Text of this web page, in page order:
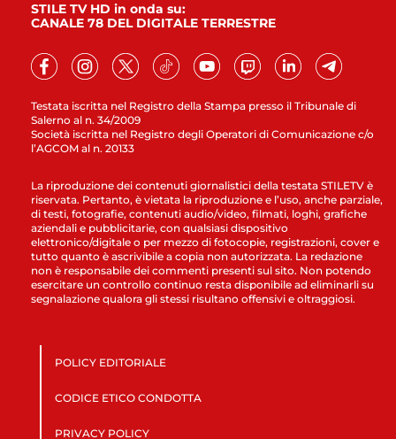
Testata iscritta nel Registro della Stampa presso il Tribunale di
Salerno al n. 34/2009
Società iscritta nel Registro degli Operatori di Comunicazione c/o
l’AGCOM al n. 20133
STILE TV HD in onda su:
CANALE 78 DEL DIGITALE TERRESTRE
La riproduzione dei contenuti giornalistici della testata STILETV è
riservata. Pertanto, è vietata la riproduzione e l’uso, anche parziale,
di testi, fotografie, contenuti audio/video, filmati, loghi, grafiche
aziendali e pubblicitarie, con qualsiasi dispositivo
elettronico/digitale o per mezzo di fotocopie, registrazioni, cover e
tutto quanto è ascrivibile a copia non autorizzata. La redazione
non è responsabile dei commenti presenti sul sito. Non potendo
esercitare un controllo continuo resta disponibile ad eliminarli su
segnalazione qualora gli stessi risultano offensivi e oltraggiosi.
POLICY EDITORIALE
CODICE ETICO CONDOTTA
PRIVACY POLICY